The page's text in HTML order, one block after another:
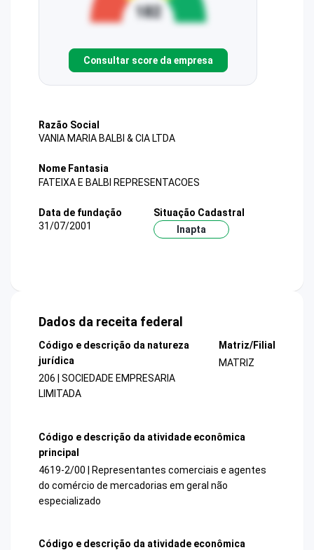
Consultar score da empresa
Razão Social
VANIA MARIA BALBI & CIA LTDA
Nome Fantasia
FATEIXA E BALBI REPRESENTACOES
Data de fundação
31/07/2001
Situação Cadastral
Inapta
Dados da receita federal
Código e descrição da natureza
jurídica
206 | SOCIEDADE EMPRESARIA
LIMITADA
Matriz/Filial
MATRIZ
Código e descrição da atividade econômica
principal
4619-2/00 | Representantes comerciais e agentes
do comércio de mercadorias em geral não
especializado
Código e descrição da atividade econômica